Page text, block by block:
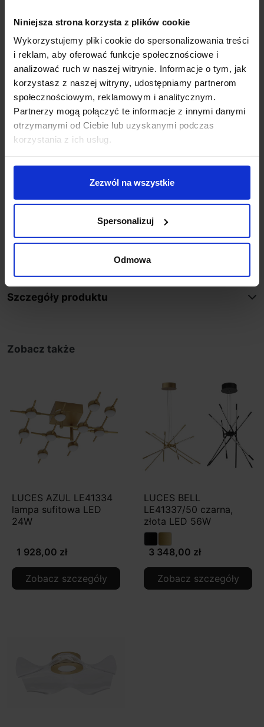
Niniejsza strona korzysta z plików cookie
Wykorzystujemy pliki cookie do spersonalizowania treści
i reklam, aby oferować funkcje społecznościowe i
analizować ruch w naszej witrynie. Informacje o tym, jak
korzystasz z naszej witryny, udostępniamy partnerom
społecznościowym, reklamowym i analitycznym.
Partnerzy mogą połączyć te informacje z innymi danymi
otrzymanymi od Ciebie lub uzyskanymi podczas
korzystania z ich usług.
Zezwól na wszystkie
Spersonalizuj
Odmowa
Opis
Parametry
wysokość (cm): 9
wysokość klosza (cm): 1,3
średnica (cm): 43
średnica klosza (cm): 43
ilość źródeł: 1
źródło w zestawie: LED 40W, 2400lm, 3000K
możliwość ściemniania: Nie
materiał: metal/szkło
Szczegóły produktu
Zobacz także
LUCES AZUL LE41334
lampa sufitowa LED
24W
1 928,00 zł
Zobacz szczegóły
LUCES BELL
LE41337/50 czarna,
złota LED 56W
3 348,00 zł
Zobacz szczegóły